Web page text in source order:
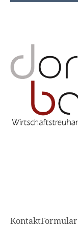
KontaktFormular